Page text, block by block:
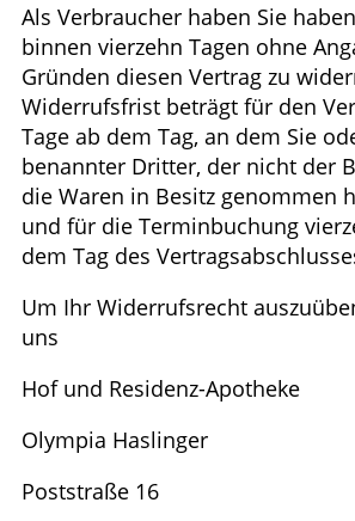
GESUND IM ALTER
Als Verbraucher haben Sie
binnen vierzehn Tagen ohne
Gründen diesen Vertrag zu
Widerrufsfrist beträgt für den
Tage ab dem Tag, an dem Sie
benannter Dritter, der nicht der
die Waren in Besitz genommen
und für die Terminbuchung
dem Tag des
Um Ihr Widerrufsrecht
uns
Hof und Residenz-Apotheke
Olympia Haslinger
Poststraße 16